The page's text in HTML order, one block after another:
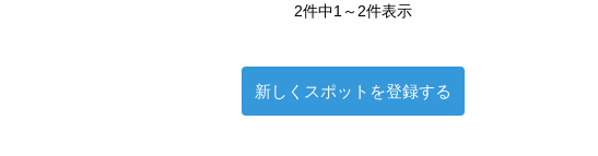
2件中1～2件表示
新しくスポットを登録する